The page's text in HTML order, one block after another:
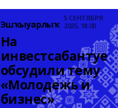
Эшҡыуарлыҡ
5 СЕНТЯБРЯ
2025, 18:00
На
инвестсабантуе
обсудили тему
«Молодежь и
бизнес»